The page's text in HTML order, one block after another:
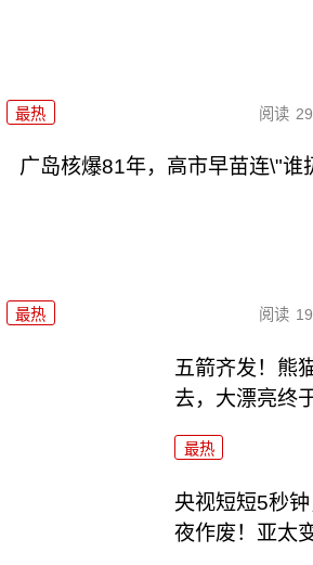
最热 阅读
广岛核爆81年，高市早苗连\"谁
最热 阅读
五箭齐发！熊
去，大漂亮终
最热
央视短短5秒
夜作废！亚太